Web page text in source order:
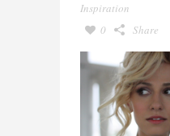
Inspiration
0
Share